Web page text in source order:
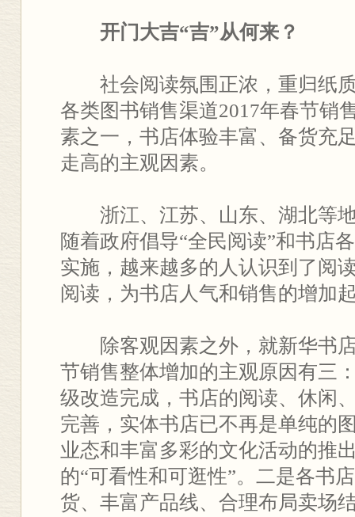
开门大吉“吉”从何来？
社会阅读氛围正浓，重归纸质
各类图书销售渠道2017年春节销
素之一，书店体验丰富、备货充
走高的主观因素。
浙江、江苏、山东、湖北等地
随着政府倡导“全民阅读”和书店
实施，越来越多的人认识到了阅
阅读，为书店人气和销售的增加
除客观因素之外，就新华书店
节销售整体增加的主观原因有三
级改造完成，书店的阅读、休闲
完善，实体书店已不再是单纯的
业态和丰富多彩的文化活动的推
的“可看性和可逛性”。二是各书
货、丰富产品线、合理布局卖场